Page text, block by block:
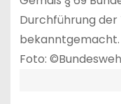
Durchführung
bekanntgemacht.
Foto: